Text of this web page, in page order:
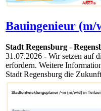
Bauingenieur
Stadt Regensburg -
31.07.2026 - Wir setzen auf
erfordern. Weitere
Stadt Regensburg die